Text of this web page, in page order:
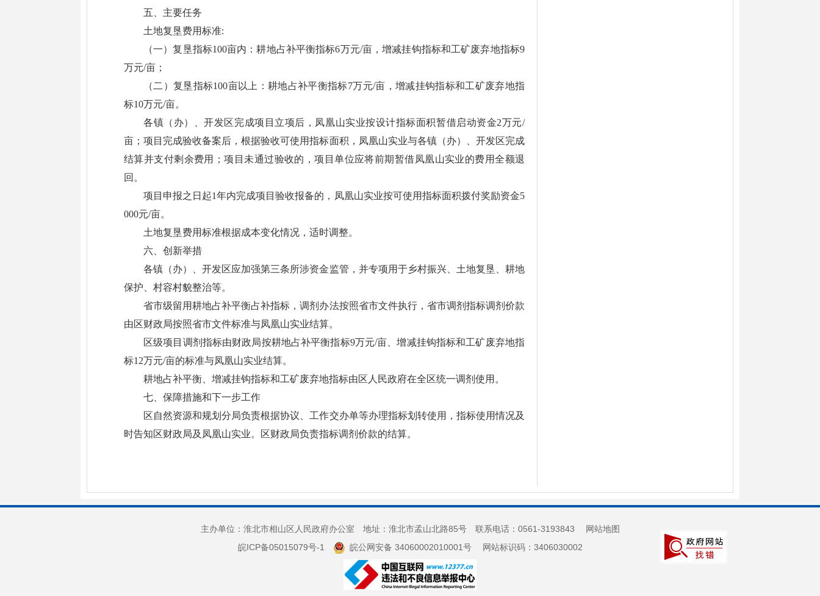
五、主要任务
土地复垦费用标准:
（一）复垦指标100亩内：耕地占补平衡指标6万元/亩，增减挂钩指标和工矿废弃地指标9
万元/亩；
（二）复垦指标100亩以上：耕地占补平衡指标7万元/亩，增减挂钩指标和工矿废弃地指
标10万元/亩。
各镇（办）、开发区完成项目立项后，凤凰山实业按设计指标面积暂借启动资金2万元/
亩；项目完成验收备案后，根据验收可使用指标面积，凤凰山实业与各镇（办）、开发区完成
结算并支付剩余费用；项目未通过验收的，项目单位应将前期暂借凤凰山实业的费用全额退
回。
项目申报之日起1年内完成项目验收报备的，凤凰山实业按可使用指标面积拨付奖励资金5
000元/亩。
土地复垦费用标准根据成本变化情况，适时调整。
六、创新举措
各镇（办）、开发区应加强第三条所涉资金监管，并专项用于乡村振兴、土地复垦、耕地
保护、村容村貌整治等。
省市级留用耕地占补平衡占补指标，调剂办法按照省市文件执行，省市调剂指标调剂价款
由区财政局按照省市文件标准与凤凰山实业结算。
区级项目调剂指标由财政局按耕地占补平衡指标9万元/亩、增减挂钩指标和工矿废弃地指
标12万元/亩的标准与凤凰山实业结算。
耕地占补平衡、增减挂钩指标和工矿废弃地指标由区人民政府在全区统一调剂使用。
七、保障措施和下一步工作
区自然资源和规划分局负责根据协议、工作交办单等办理指标划转使用，指标使用情况及
时告知区财政局及凤凰山实业。区财政局负责指标调剂价款的结算。
主办单位：淮北市相山区人民政府办公室 地址：淮北市孟山北路85号 联系电话：0561-3193843
网站地图
皖ICP备05015079号-1
皖公网安备 34060002010001号网站标识码：3406030002